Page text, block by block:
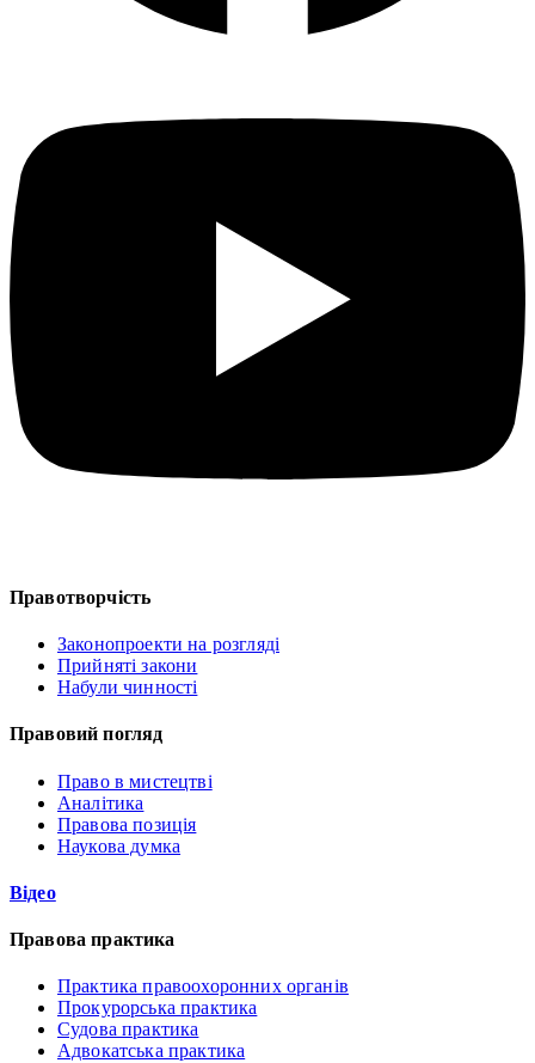
Правотворчість
Законопроекти на розгляді
Прийняті закони
Набули чинності
Правовий погляд
Право в мистецтві
Аналітика
Правова позиція
Наукова думка
Відео
Правова практика
Практика правоохоронних органів
Прокурорська практика
Судова практика
Адвокатська практика